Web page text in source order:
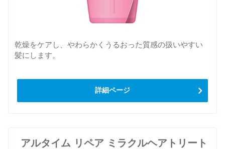
乾燥をケアし、やわらかくうるおった質感の扱いやすい
髪にします。
詳細ページ
アルタイム リペア ミラクルヘアトリート